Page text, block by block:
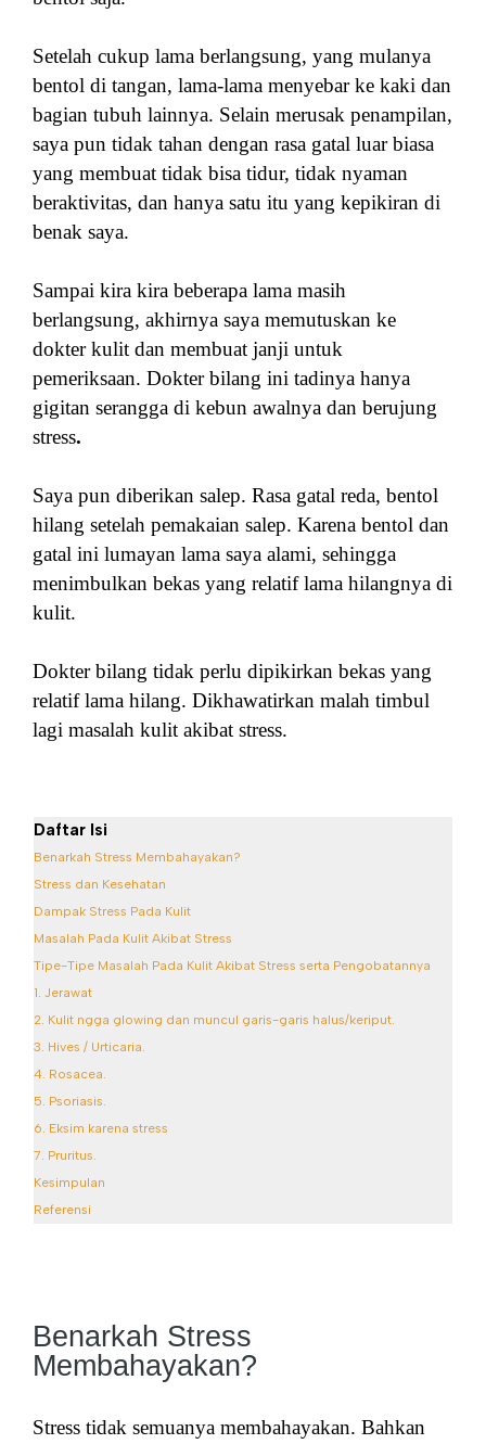
Setelah cukup lama berlangsung, yang mulanya
bentol di tangan, lama-lama menyebar ke kaki dan
bagian tubuh lainnya. Selain merusak penampilan,
saya pun tidak tahan dengan rasa gatal luar biasa
yang membuat tidak bisa tidur, tidak nyaman
beraktivitas, dan hanya satu itu yang kepikiran di
benak saya.
Sampai kira kira beberapa lama masih
berlangsung, akhirnya saya memutuskan ke
dokter kulit dan membuat janji untuk
pemeriksaan. Dokter bilang ini tadinya hanya
gigitan serangga di kebun awalnya dan berujung
stress.
Saya pun diberikan salep. Rasa gatal reda, bentol
hilang setelah pemakaian salep. Karena bentol dan
gatal ini lumayan lama saya alami, sehingga
menimbulkan bekas yang relatif lama hilangnya di
kulit.
Dokter bilang tidak perlu dipikirkan bekas yang
relatif lama hilang. Dikhawatirkan malah timbul
lagi masalah kulit akibat stress.
Daftar Isi
Benarkah Stress Membahayakan?
Stress dan Kesehatan
Dampak Stress Pada Kulit
Masalah Pada Kulit Akibat Stress
Tipe-Tipe Masalah Pada Kulit Akibat Stress serta Pengobatannya
1. Jerawat
2. Kulit ngga glowing dan muncul garis-garis halus/keriput.
3. Hives / Urticaria.
4. Rosacea.
5. Psoriasis.
6. Eksim karena stress
7. Pruritus.
Kesimpulan
Referensi
Benarkah Stress
Membahayakan?
Stress tidak semuanya membahayakan. Bahkan